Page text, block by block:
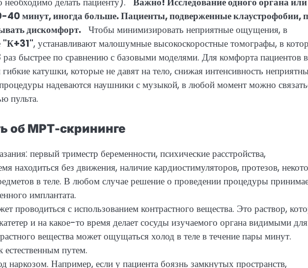
40 минут, иногда больше. Пациенты, подверженные клаустрофобии,
дискомфорт. Чтобы минимизировать неприятные ощущения, в
"К+31", устанавливают малошумные высокоскоростные томографы, в
быстрее по сравнению с базовыми моделями. Для комфорта пациентов
гибкие катушки, которые не давят на тело, снижая интенсивность
надеваются наушники с музыкой, в любой момент можно
пульта.
об МРТ-скрининге
первый триместр беременности, психические расстройства,
находиться без движения, наличие кардиостимуляторов, протезов,
в теле. В любом случае решение о проведении процедуры
имплантата.
проводиться с использованием контрастного вещества. Это раствор,
и на какое-то время делает сосуды изучаемого органа видимыми для
вещества может ощущаться холод в теле в течение пары минут.
путем.
Например, если у пациента боязнь замкнутых пространств,